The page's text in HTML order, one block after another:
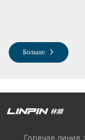
Больше.
Горячая